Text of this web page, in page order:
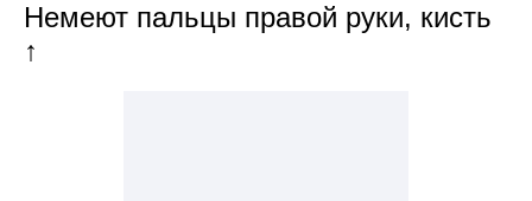
Немеют пальцы правой руки, кисть
↑